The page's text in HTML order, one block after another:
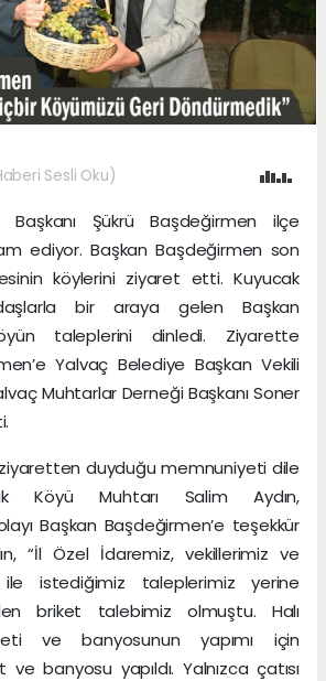
Sesli Oku)
Şükrü Başdeğirmen ilçe
ediyor. Başkan Başdeğirmen son
köylerini ziyaret etti. Kuyucak
bir araya gelen Başkan
taleplerini dinledi. Ziyarette
Yalvaç Belediye Başkan Vekili
Muhtarlar Derneği Başkanı Soner
duyduğu memnuniyeti dile
Köyü Muhtarı Salim Aydın,
Başkan Başdeğirmen’e teşekkür
“İl Özel İdaremiz, vekillerimiz ve
istediğimiz taleplerimiz yerine
briket talebimiz olmuştu. Halı
ve banyosunun yapımı için
banyosu yapıldı. Yalnızca çatısı